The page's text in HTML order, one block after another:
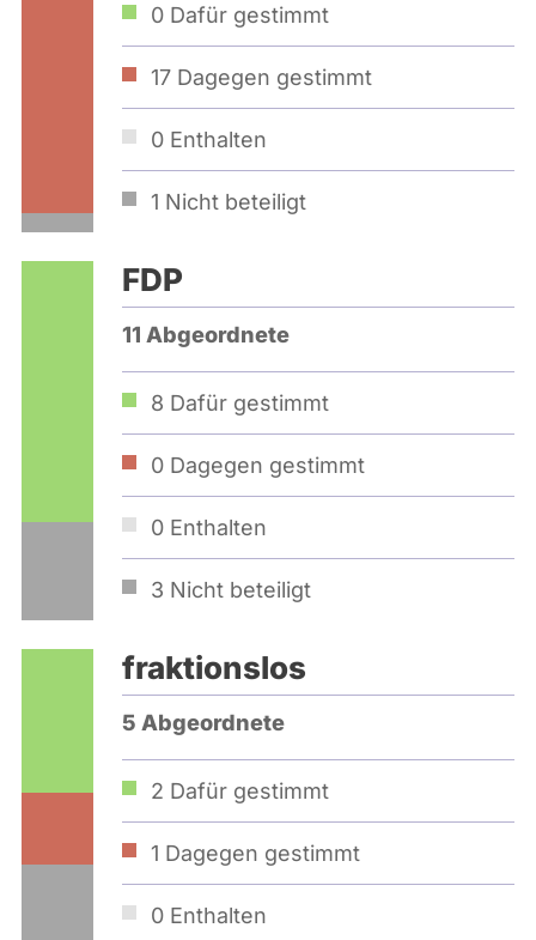
0 Dafür gestimmt
17 Dagegen gestimmt
0 Enthalten
1 Nicht beteiligt
FDP
11 Abgeordnete
8 Dafür gestimmt
0 Dagegen gestimmt
0 Enthalten
3 Nicht beteiligt
fraktionslos
5 Abgeordnete
2 Dafür gestimmt
1 Dagegen gestimmt
0 Enthalten